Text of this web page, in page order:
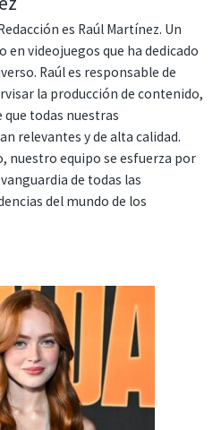
es Raúl Martínez. Un
en videojuegos que ha dedicado
Raúl es responsable de
la producción de contenido,
que todas nuestras
relevantes y de alta calidad.
nuestro equipo se esfuerza por
de todas las
del mundo de los